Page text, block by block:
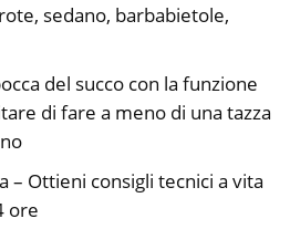
sedano, barbabietole,
del succo con la funzione
di fare a meno di una tazza
– Ottieni consigli tecnici a vita
ore